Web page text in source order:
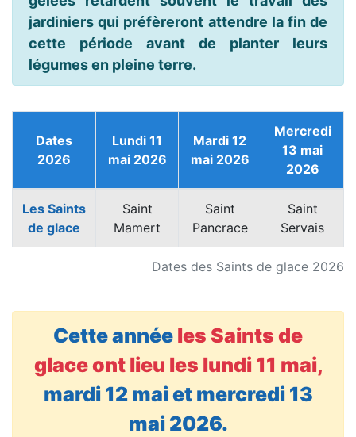
jardiniers qui préfèreront attendre la fin de
cette période avant de planter leurs
légumes en pleine terre.
Dates des Saints de glace 2026
Dates
2026
Lundi 11
mai 2026
Mardi 12
mai 2026
Mercredi
13 mai
2026
Les Saints
de glace
Saint
Mamert
Saint
Pancrace
Saint
Servais
Cette année les Saints de
glace ont lieu les lundi 11 mai,
mardi 12 mai et mercredi 13
mai 2026.